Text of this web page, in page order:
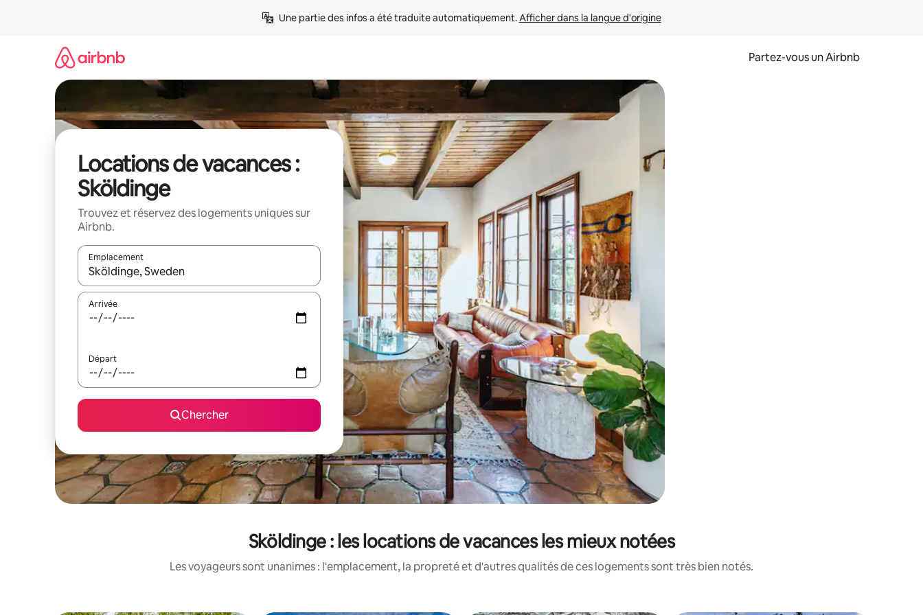
Une partie des infos a été traduite automatiquement. Afficher dans la langue d'origine
Partez-vous un Airbnb
Locations de vacances :
Sköldinge
Trouvez et réservez des logements uniques sur
Airbnb.
Emplacement
Quand les résultats sont affichés, parcourez-les en utilisant les flèches vers le haut et vers le bas, ou en appuyant dessus et en les faisant glisser.
Arrivée
Départ
Chercher
Sköldinge : les locations de vacances les mieux notées
Les voyageurs sont unanimes : l'emplacement, la propreté et d'autres qualités de ces logements sont très bien notés.